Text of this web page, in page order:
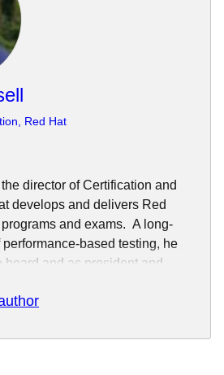
Red Hat
director of Certification and
develops and delivers Red
and exams. A long-
based testing, he
board and as president and
on this subject and
Publishers, the European